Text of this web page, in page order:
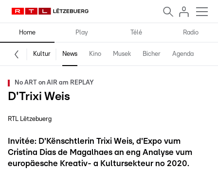
Home Play Télé Radio
Kultur News Kino Musek Bicher Agenda
No ART on AIR am REPLAY
D'Trixi Weis
RTL Lëtzebuerg
Invitée: D'Kënschtlerin Trixi Weis, d'Expo vum
Cristina Dias de Magalhaes an eng Analyse vum
europäesche Kreativ- a Kultursekteur no 2020.